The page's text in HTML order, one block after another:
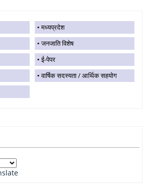
मध्यप्रदेश
जनजाति विशेष
ई-पेपर
वार्षिक सदस्यता / आर्थिक सहयोग